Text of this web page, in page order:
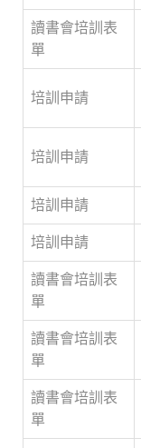
讀書會培訓表
單
培訓申請
培訓申請
培訓申請
培訓申請
讀書會培訓表
單
讀書會培訓表
單
讀書會培訓表
單